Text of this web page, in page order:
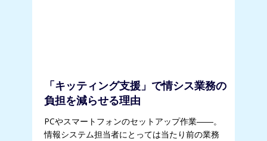
「キッティング支援」で情シス業務の
負担を減らせる理由
PCやスマートフォンのセットアップ作業――。
情報システム担当者にとっては当たり前の業務